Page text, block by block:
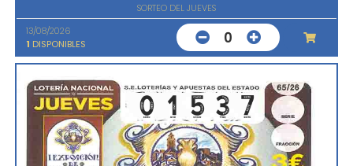
SORTEO DEL JUEVES
13/08/2026
1 DISPONIBLES 0